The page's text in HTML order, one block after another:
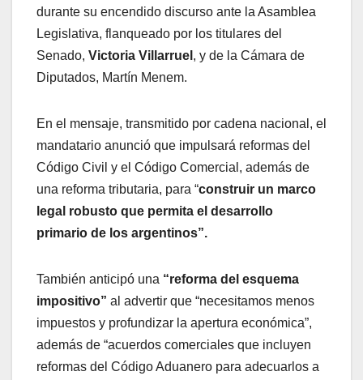
durante su encendido discurso ante la Asamblea
Legislativa, flanqueado por los titulares del
Senado, Victoria Villarruel , y de la Cámara de
Diputados, Martín Menem.
En el mensaje, transmitido por cadena nacional, el
mandatario anunció que impulsará reformas del
Código Civil y el Código Comercial, además de
una reforma tributaria, para “construir un marco
legal robusto que permita el desarrollo
primario de los argentinos”.
También anticipó una “reforma del esquema
impositivo” al advertir que “necesitamos menos
impuestos y profundizar la apertura económica”,
además de “acuerdos comerciales que incluyen
reformas del Código Aduanero para adecuarlos a